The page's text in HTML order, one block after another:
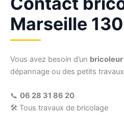
Marseille
Vous avez besoin d’un bricoleur
dépannage ou des petits
📞 06 28 31 86 20
🛠 Tous travaux de bricolage